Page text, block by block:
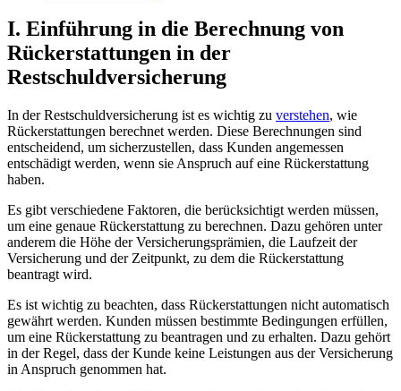
I. Einführung in die⁣ Berechnung von⁤
Rückerstattungen in der
Restschuldversicherung
In ⁤der Restschuldversicherung ist⁤ es wichtig zu verstehen, wie
Rückerstattungen berechnet ‍werden. Diese Berechnungen sind
entscheidend, um sicherzustellen,‍ dass ​Kunden angemessen
entschädigt werden, wenn sie Anspruch auf eine ​Rückerstattung
haben.
Es ⁣gibt verschiedene Faktoren, die⁢ berücksichtigt ⁢werden müssen,
⁣um eine genaue Rückerstattung zu berechnen. Dazu⁤ gehören unter⁤
anderem ‍die ‍Höhe der Versicherungsprämien,⁣ die Laufzeit der‌
Versicherung⁢ und der Zeitpunkt, zu dem die Rückerstattung
beantragt wird.
Es ⁤ist wichtig ⁣zu beachten,​ dass Rückerstattungen‌ nicht automatisch
gewährt werden. Kunden müssen bestimmte Bedingungen​ erfüllen,
um ‍eine Rückerstattung zu beantragen und​ zu erhalten. Dazu gehört‌
in der Regel, dass der Kunde keine Leistungen aus der Versicherung
in ⁤Anspruch genommen hat.